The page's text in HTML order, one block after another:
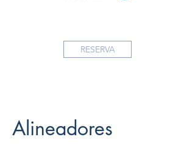
RESERVA
Alineadores